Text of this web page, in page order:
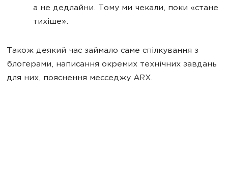
а не дедлайни. Тому ми чекали, поки «стане
тихіше».
Також деякий час займало саме спілкування з
блогерами, написання окремих технічних завдань
для них, пояснення месседжу ARX.